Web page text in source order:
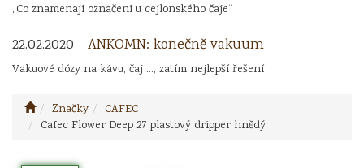
„Co znamenají označení u cejlonského čaje“
22.02.2020 - ANKOMN: konečně vakuum
Vakuové dózy na kávu, čaj ..., zatím nejlepší řešení
Značky
CAFEC
Cafec Flower Deep 27 plastový dripper hnědý